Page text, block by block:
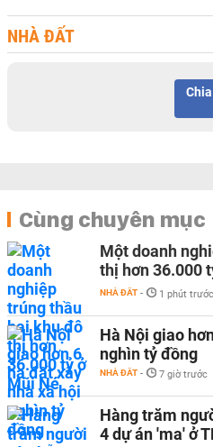
NHÀ ĐẤT
Cùng chuyên mục
Một doanh
thị hơn 36.000
NHÀ ĐẤT - 1 phút trước
Hà Nội giao
nghìn tỷ đồng
NHÀ ĐẤT - 7 giờ trước
Hàng trăm
4 dự án 'ma' ở